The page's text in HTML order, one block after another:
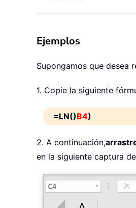
Ejemplos
Supongamos que desea
1. Copie la siguiente
=LN()B4)
2. A continuación,
en la siguiente captura